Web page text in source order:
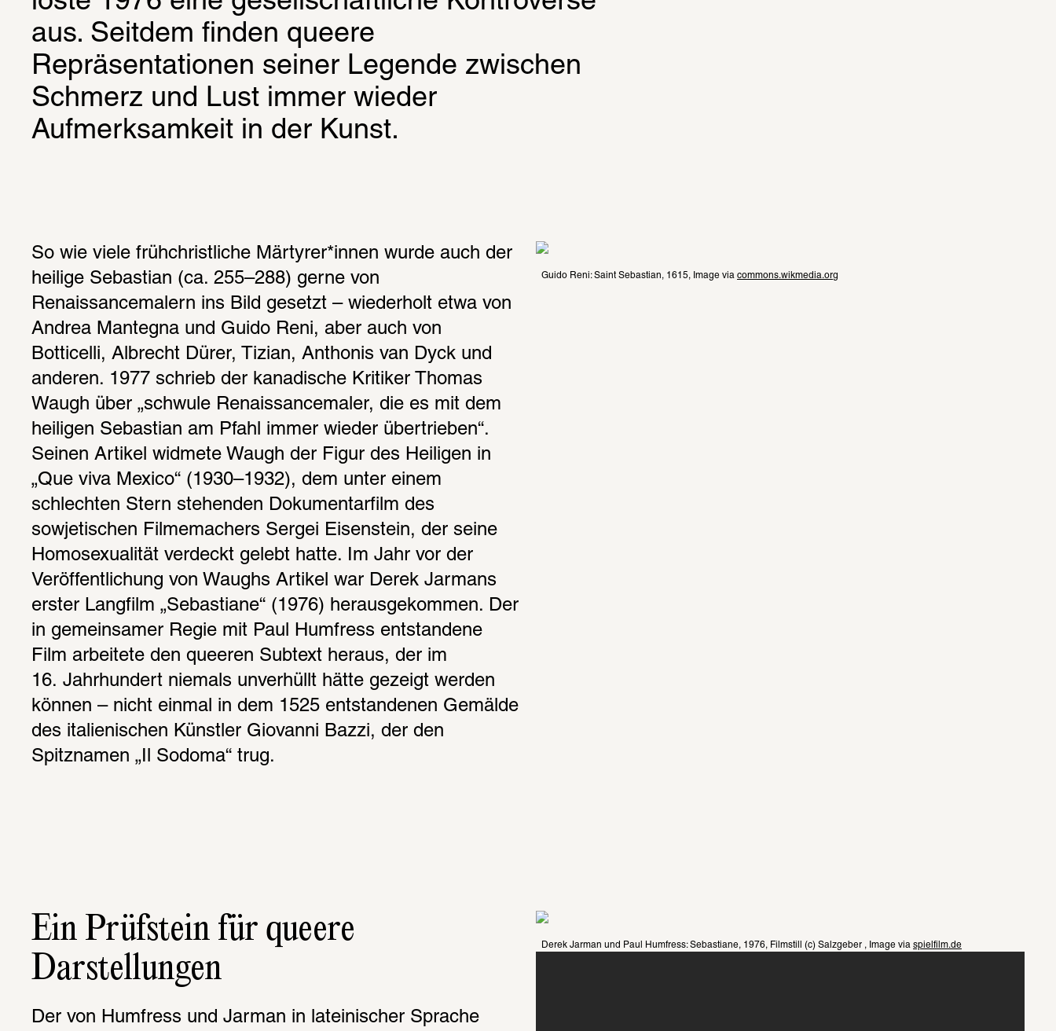
aus. Seitdem finden queere
Repräsentationen seiner Legende zwischen
Schmerz und Lust immer wieder
Aufmerksamkeit in der Kunst.
So wie viele frühchristliche Märtyrer*innen wurde auch der
heilige Sebastian (ca. 255–288) gerne von
Renaissancemalern ins Bild gesetzt – wiederholt etwa von
Andrea Mantegna und Guido Reni, aber auch von
Botticelli, Albrecht Dürer, Tizian, Anthonis van Dyck und
anderen. 1977 schrieb der kanadische Kritiker Thomas
Waugh über „schwule Renaissancemaler, die es mit dem
heiligen Sebastian am Pfahl immer wieder übertrieben“.
Seinen Artikel widmete Waugh der Figur des Heiligen in
„Que viva Mexico“ (1930–1932), dem unter einem
schlechten Stern stehenden Dokumentarfilm des
sowjetischen Filmemachers Sergei Eisenstein, der seine
Homosexualität verdeckt gelebt hatte. Im Jahr vor der
Veröffentlichung von Waughs Artikel war Derek Jarmans
erster Langfilm „Sebastiane“ (1976) herausgekommen. Der
in gemeinsamer Regie mit Paul Humfress entstandene
Film arbeitete den queeren Subtext heraus, der im
16. Jahrhundert niemals unverhüllt hätte gezeigt werden
können – nicht einmal in dem 1525 entstandenen Gemälde
des italienischen Künstler Giovanni Bazzi, der den
Spitznamen „Il Sodoma“ trug.
Guido Reni: Saint Sebastian, 1615, Image via commons.wikmedia.org
Ein Prüfstein für queere
Darstellungen
Der von Humfress und Jarman in lateinischer Sprache
Derek Jarman und Paul Humfress: Sebastiane, 1976, Filmstill (c) Salzgeber , Image via spielfilm.de